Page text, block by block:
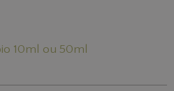
10ml ou 50ml